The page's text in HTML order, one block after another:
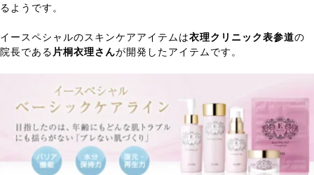
るようです。
イースペシャルのスキンケアアイテムは衣理クリニック表参道の
院長である 片桐衣理さんが開発したアイテムです。